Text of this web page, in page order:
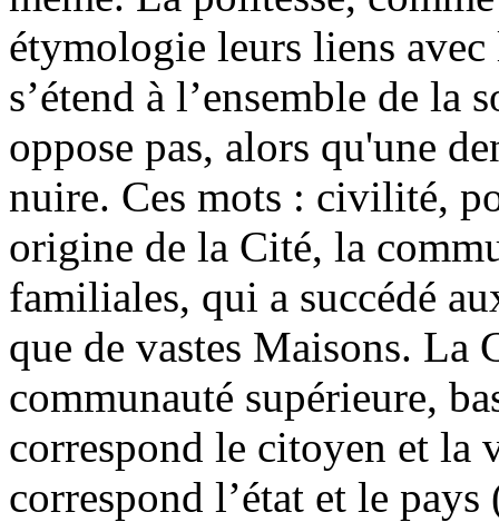
étymologie leurs liens
s’étend à l’ensemble de la
oppose pas, alors qu'une
nuire. Ces mots : civilité,
origine de la Cité, la
familiales, qui a succédé
que de vastes Maisons. La
communauté supérieure,
correspond le citoyen et la
correspond l’état et le